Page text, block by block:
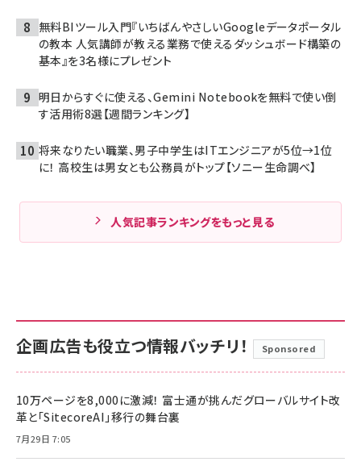
無料BIツール入門『いちばんやさしいGoogleデータポータル
の教本 人気講師が教える業務で使えるダッシュボード構築の
基本』を3名様にプレゼント
明日からすぐに使える、Gemini Notebookを無料で使い倒
す活用術8選【週間ランキング】
将来なりたい職業、男子中学生はITエンジニアが5位→1位
に！ 高校生は男女とも公務員がトップ【ソニー生命調べ】
人気記事ランキングをもっと見る
企画広告も役立つ情報バッチリ！ Sponsored
10万ページを8,000に激減！ 富士通が挑んだグローバルサイト改
革と「SitecoreAI」移行の舞台裏
7月29日 7:05